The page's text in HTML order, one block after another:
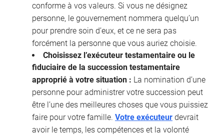
conforme à vos valeurs. Si vous ne désignez
personne, le gouvernement nommera quelqu’un
pour prendre soin d’eux, et ce ne sera pas
forcément la personne que vous auriez choisie.
Choisissez l’exécuteur testamentaire ou le
fiduciaire de la succession testamentaire
approprié à votre situation : La nomination d’une
personne pour administrer votre succession peut
être l’une des meilleures choses que vous puissiez
faire pour votre famille. Votre exécuteur devrait
avoir le temps, les compétences et la volonté